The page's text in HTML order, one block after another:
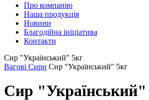
Про компанію
Наша продукція
Новини
Благодійна ініціатива
Контакти
Сир "Український" 5кг
Вагові Сири Сир "Український" 5кг
Сир "Український"